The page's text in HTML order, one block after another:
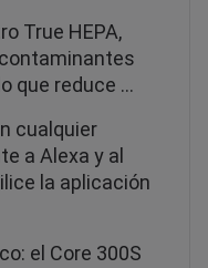
True HEPA,
que reduce …
cualquier
a Alexa y al
la aplicación
el Core 300S